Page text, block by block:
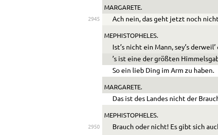
MARGARETE.
2945 Ach nein, das geht jetzt noch
MEPHISTOPHELES.
Ist’s nicht ein Mann, sey’s derweil’
’s ist eine der größten
So ein lieb Ding im Arm zu haben.
MARGARETE.
Das ist des Landes nicht der
MEPHISTOPHELES.
2950 Brauch oder nicht! Es gibt sich